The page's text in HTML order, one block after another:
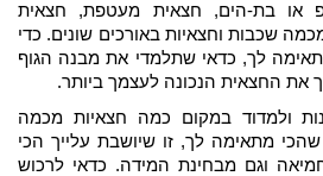
או בת-הים, חצאית מעטפת, חצאית
שכבות וחצאיות באורכים שונים. כדי
לך, כדאי שתלמדי את מבנה הגוף
את החצאית הנכונה לעצמך ביותר.
ולמדוד במקום כמה חצאיות מכמה
שהכי מתאימה לך, זו שיושבת עלייך הכי
וגם מבחינת המידה. כדאי לרכוש